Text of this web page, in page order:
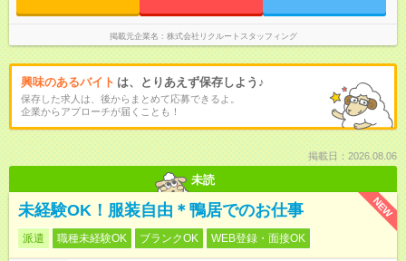
掲載元企業名 株式会社リクルートスタッフィング
興味のあるバイト は、とりあえず保存しよう♪
保存した求人は、後からまとめて応募できるよ。
企業からアプローチが届くことも！
掲載日：2026.08.06
未読
NEW
未経験OK！服装自由＊鴨居でのお仕事
派遣 職種未経験OK ブランクOK WEB登録・面接OK